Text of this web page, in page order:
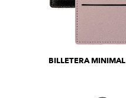
BILLETERA MINIMAL